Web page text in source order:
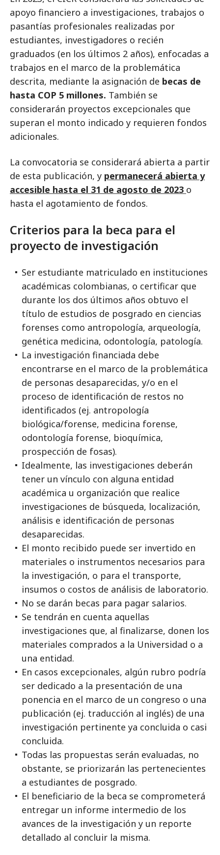
apoyo financiero a investigaciones, trabajos o
pasantías profesionales realizadas por
estudiantes, investigadores o recién
graduados (en los últimos 2 años), enfocadas a
trabajos en el marco de la problemática
descrita, mediante la asignación de becas de
hasta COP 5 millones. También se
considerarán proyectos excepcionales que
superan el monto indicado y requieren fondos
adicionales.
La convocatoria se considerará abierta a partir
de esta publicación, y permanecerá abierta y
accesible hasta el 31 de agosto de 2023 o
hasta el agotamiento de fondos.
Criterios para la beca para el
proyecto de investigación
Ser estudiante matriculado en instituciones
académicas colombianas, o certificar que
durante los dos últimos años obtuvo el
título de estudios de posgrado en ciencias
forenses como antropología, arqueología,
genética medicina, odontología, patología.
La investigación financiada debe
encontrarse en el marco de la problemática
de personas desaparecidas, y/o en el
proceso de identificación de restos no
identificados (ej. antropología
biológica/forense, medicina forense,
odontología forense, bioquímica,
prospección de fosas).
Idealmente, las investigaciones deberán
tener un vínculo con alguna entidad
académica u organización que realice
investigaciones de búsqueda, localización,
análisis e identificación de personas
desaparecidas.
El monto recibido puede ser invertido en
materiales o instrumentos necesarios para
la investigación, o para el transporte,
insumos o costos de análisis de laboratorio.
No se darán becas para pagar salarios.
Se tendrán en cuenta aquellas
investigaciones que, al finalizarse, donen los
materiales comprados a la Universidad o a
una entidad.
En casos excepcionales, algún rubro podría
ser dedicado a la presentación de una
ponencia en el marco de un congreso o una
publicación (ej. traducción al inglés) de una
investigación pertinente ya concluida o casi
concluida.
Todas las propuestas serán evaluadas, no
obstante, se priorizarán las pertenecientes
a estudiantes de posgrado.
El beneficiario de la beca se comprometerá
entregar un informe intermedio de los
avances de la investigación y un reporte
detallado al concluir la misma.